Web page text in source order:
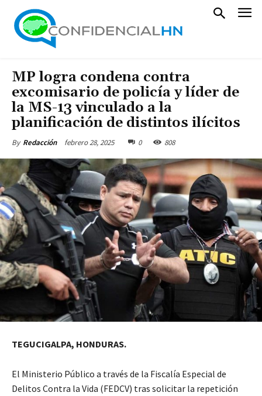
MP logra condena contra
excomisario de policía y líder de
la MS-13 vinculado a la
planificación de distintos ilícitos
By Redacción febrero 28, 2025 0 808
TEGUCIGALPA, HONDURAS.
El Ministerio Público a través de la Fiscalía Especial de
Delitos Contra la Vida (FEDCV) tras solicitar la repetición